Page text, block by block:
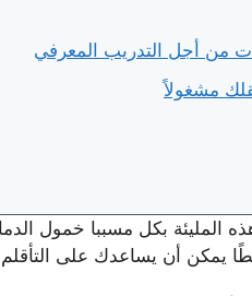
من أجل التدريب المعرفي
مشغولاً
المليئة بكل مسببا خمول
يمكن أن يساعدك على